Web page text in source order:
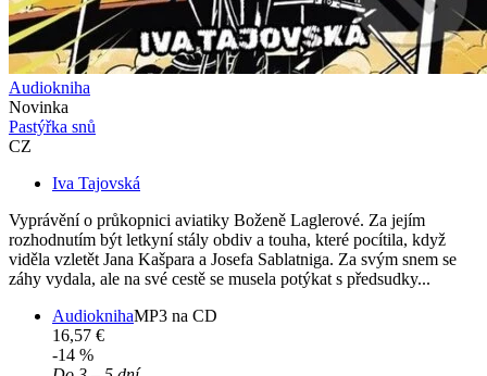
Audiokniha
Novinka
Pastýřka snů
CZ
Iva Tajovská
Vyprávění o průkopnici aviatiky Boženě Laglerové. Za jejím
rozhodnutím být letkyní stály obdiv a touha, které pocítila, když
viděla vzletět Jana Kašpara a Josefa Sablatniga. Za svým snem se
záhy vydala, ale na své cestě se musela potýkat s předsudky...
AudioknihaMP3 na CD
16,57 €
-14 %